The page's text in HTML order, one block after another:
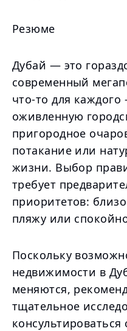
Резюме
Дубай — это
современный
что-то для
оживленную
пригородное
потакание или
жизни. Выбор
требует
приоритетов:
пляжу или
Поскольку
недвижимости в
меняются,
тщательное